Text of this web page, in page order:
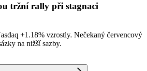
tržní rally při stagnaci
+1.18% vzrostly. Nečekaný červencový
na nižší sazby.